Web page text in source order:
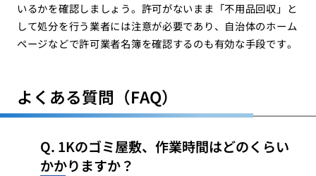
いるかを確認しましょう。許可がないまま「不用品回収」と
して処分を行う業者には注意が必要であり、自治体のホーム
ページなどで許可業者名簿を確認するのも有効な手段です。
よくある質問（FAQ）
Q. 1Kのゴミ屋敷、作業時間はどのくらい
かかりますか？